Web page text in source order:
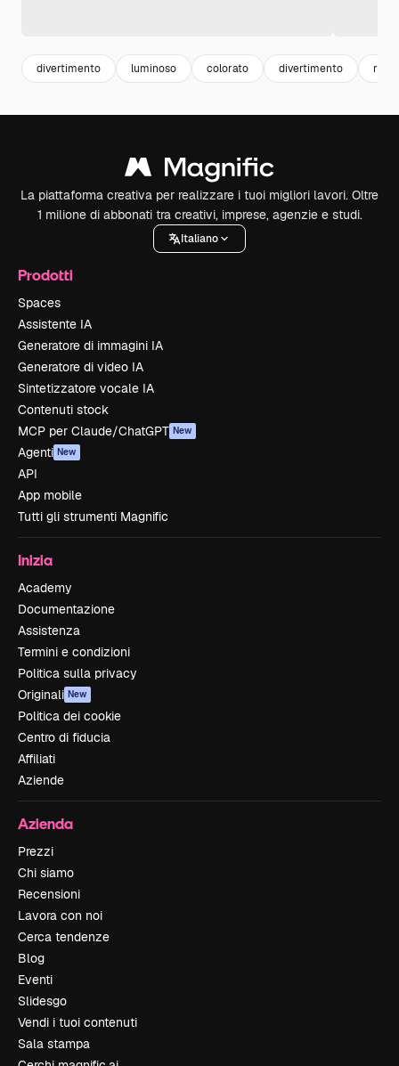
divertimento luminoso colorato divertimento retrò
La piattaforma creativa per realizzare i tuoi migliori lavori. Oltre
1 milione di abbonati tra creativi, imprese, agenzie e studi.
Italiano
Prodotti
Spaces
Assistente IA
Generatore di immagini IA
Generatore di video IA
Sintetizzatore vocale IA
Contenuti stock
MCP per Claude/ChatGPT New
Agenti New
API
App mobile
Tutti gli strumenti Magnific
Inizia
Academy
Documentazione
Assistenza
Termini e condizioni
Politica sulla privacy
Originali New
Politica dei cookie
Centro di fiducia
Affiliati
Aziende
Azienda
Prezzi
Chi siamo
Recensioni
Lavora con noi
Cerca tendenze
Blog
Eventi
Slidesgo
Vendi i tuoi contenuti
Sala stampa